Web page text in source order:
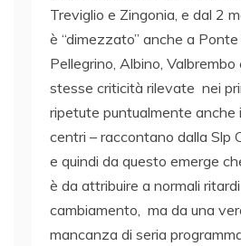
Treviglio e Zingonia, e dal 2
è “dimezzato” anche a
Pellegrino, Albino, Valbrembo
stesse criticità rilevate nei
ripetute puntualmente anche
centri – raccontano dalla Slp
e quindi da questo emerge
è da attribuire a normali
cambiamento, ma da una
mancanza di seria